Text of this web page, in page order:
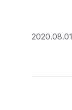
2020.08.01